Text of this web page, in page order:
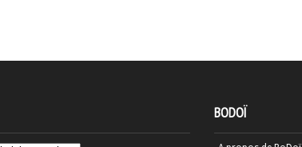
BODOÏ